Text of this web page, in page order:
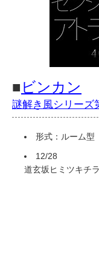
■ ビンカン
謎解き風シリーズ
形式：ルーム型
12/28
道玄坂ヒミツキチ